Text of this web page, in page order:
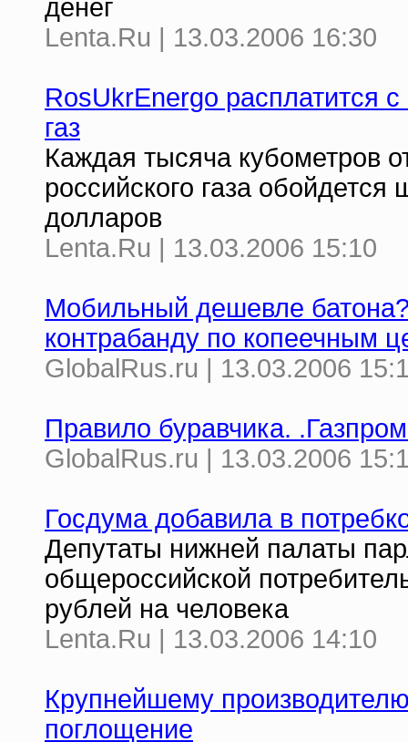
денег
Lenta.Ru | 13.03.2006 16:30
RosUkrEnergo расплатится
газ
Каждая тысяча кубометров
российского газа
долларов
Lenta.Ru | 13.03.2006 15:10
Мобильный дешевле
контрабанду по копеечным
GlobalRus.ru | 13.03.2006
Правило буравчика.
GlobalRus.ru | 13.03.2006
Госдума добавила в
Депутаты нижней палаты
общероссийской
рублей на человека
Lenta.Ru | 13.03.2006 14:10
Крупнейшему
поглощение